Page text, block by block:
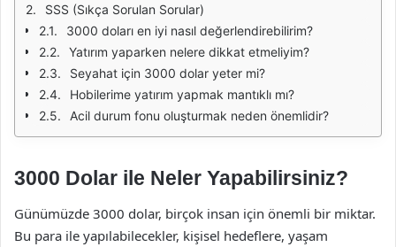
SSS (Sıkça Sorulan Sorular)
3000 doları en iyi nasıl değerlendirebilirim?
Yatırım yaparken nelere dikkat etmeliyim?
Seyahat için 3000 dolar yeter mi?
Hobilerime yatırım yapmak mantıklı mı?
Acil durum fonu oluşturmak neden önemlidir?
3000 Dolar ile Neler Yapabilirsiniz?
Günümüzde 3000 dolar, birçok insan için önemli bir miktar.
Bu para ile yapılabilecekler, kişisel hedeflere, yaşam